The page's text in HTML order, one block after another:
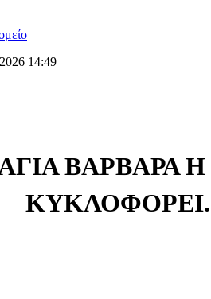
14:49
ΒΑΡΒΑΡΑ